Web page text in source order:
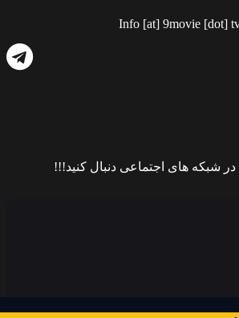
Info [at] 9movie [dot]
در شبکه های اجتماعی دنبال کنید!!!